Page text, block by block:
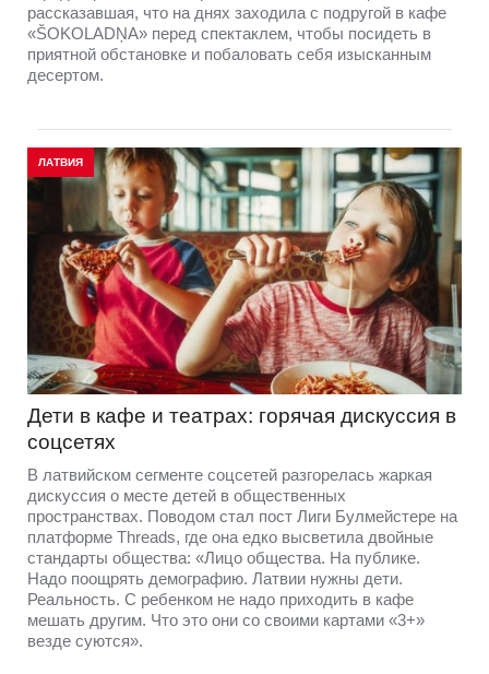
рассказавшая, что на днях заходила с подругой в кафе
«ŠOKOLADŅA» перед спектаклем, чтобы посидеть в
приятной обстановке и побаловать себя изысканным
десертом.
ЛАТВИЯ
Дети в кафе и театрах: горячая дискуссия в
соцсетях
В латвийском сегменте соцсетей разгорелась жаркая
дискуссия о месте детей в общественных
пространствах. Поводом стал пост Лиги Булмейстере на
платформе Threads, где она едко высветила двойные
стандарты общества: «Лицо общества. На публике.
Надо поощрять демографию. Латвии нужны дети.
Реальность. С ребенком не надо приходить в кафе
мешать другим. Что это они со своими картами «3+»
везде суются».